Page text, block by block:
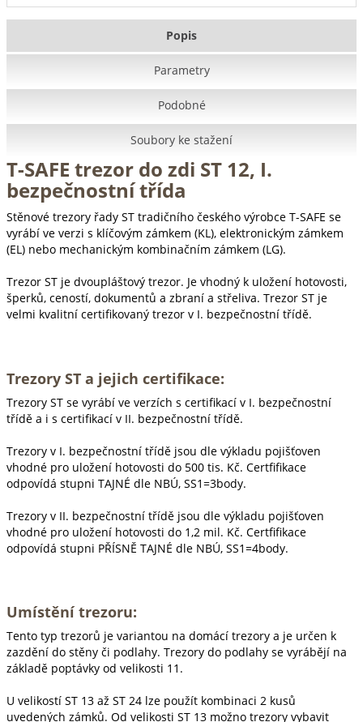
Popis
Parametry
Podobné
Soubory ke stažení
T-SAFE trezor do zdi ST 12, I.
bezpečnostní třída
Stěnové trezory řady ST tradičního českého výrobce T-SAFE se
vyrábí ve verzi s klíčovým zámkem (KL), elektronickým zámkem
(EL) nebo mechanickým kombinačním zámkem (LG).
Trezor ST je dvoupláštový trezor. Je vhodný k uložení hotovosti,
šperků, ceností, dokumentů a zbraní a střeliva. Trezor ST je
velmi kvalitní certifikovaný trezor v I. bezpečnostní třídě.
Trezory ST a jejich certifikace:
Trezory ST se vyrábí ve verzích s certifikací v I. bezpečnostní
třídě a i s certifikací v II. bezpečnostní třídě.
Trezory v I. bezpečnostní třídě jsou dle výkladu pojišťoven
vhodné pro uložení hotovosti do 500 tis. Kč. Certfifikace
odpovídá stupni TAJNÉ dle NBÚ, SS1=3body.
Trezory v II. bezpečnostní třídě jsou dle výkladu pojišťoven
vhodné pro uložení hotovosti do 1,2 mil. Kč. Certfifikace
odpovídá stupni PŘÍSNĚ TAJNÉ dle NBÚ, SS1=4body.
Umístění trezoru:
Tento typ trezorů je variantou na domácí trezory a je určen k
zazdění do stěny či podlahy. Trezory do podlahy se vyrábějí na
základě poptávky od velikosti 11.
U velikostí ST 13 až ST 24 lze použít kombinaci 2 kusů
uvedených zámků. Od velikosti ST 13 možno trezory vybavit